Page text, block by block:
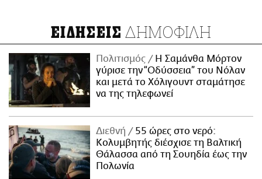
ΕΙΔΗΣΕΙΣ ΔΗΜΟΦΙΛΗ
Πολιτισμός
Η Σαμάνθα Μόρτον
γύρισε την “Οδύσσεια” του Νόλαν
και μετά το Χόλιγουντ σταμάτησε
να της τηλεφωνεί
Διεθνή
55 ώρες στο νερό:
Κολυμβητής διέσχισε τη Βαλτική
Θάλασσα από τη Σουηδία έως την
Πολωνία